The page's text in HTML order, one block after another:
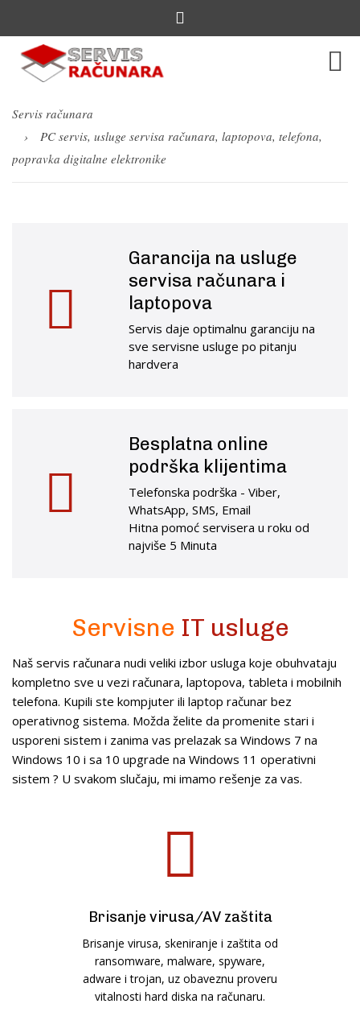
Servis računara
PC servis, usluge servisa računara, laptopova, telefona,
popravka digitalne elektronike
Garancija na usluge
servisa računara i
laptopova
Servis daje optimalnu garanciju na
sve servisne usluge po pitanju
hardvera
Besplatna online
podrška klijentima
Telefonska podrška - Viber,
WhatsApp, SMS, Email
Hitna pomoć servisera u roku od
najviše 5 Minuta
Servisne IT usluge
Naš servis računara nudi veliki izbor usluga koje obuhvataju
kompletno sve u vezi računara, laptopova, tableta i mobilnih
telefona. Kupili ste kompjuter ili laptop računar bez
operativnog sistema. Možda želite da promenite stari i
usporeni sistem i zanima vas prelazak sa Windows 7 na
Windows 10 i sa 10 upgrade na Windows 11 operativni
sistem ? U svakom slučaju, mi imamo rešenje za vas.
Brisanje virusa/AV zaštita
Brisanje virusa, skeniranje i zaštita od
ransomware, malware, spyware,
adware i trojan, uz obaveznu proveru
vitalnosti hard diska na računaru.